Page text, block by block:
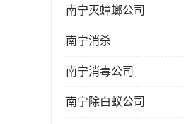
南宁灭蟑螂公司
南宁消杀
南宁消毒公司
南宁除白蚁公司